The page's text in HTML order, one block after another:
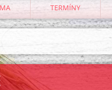
TERMÍNY